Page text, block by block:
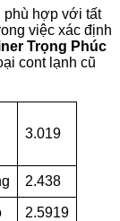
phù hợp với tất
việc xác định
Trọng Phúc
cont lạnh cũ
3.019
2.438
2.5919